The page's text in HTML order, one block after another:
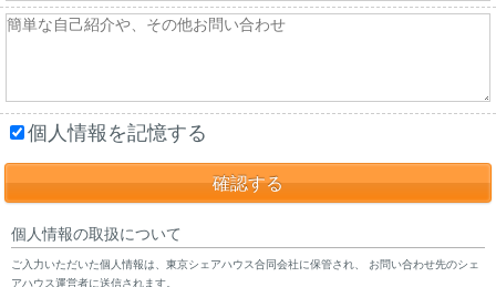
個人情報を記憶する
個人情報の取扱について
ご入力いただいた個人情報は、東京シェアハウス合同会社に保管され、 お問い合わせ先のシェ
アハウス運営者に送信されます。